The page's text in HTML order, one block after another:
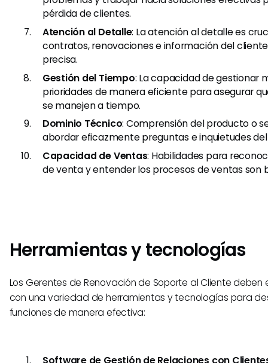
pérdida de clientes.
Atención al Detalle: La atención al detalle es
contratos, renovaciones e información del
precisa.
Gestión del Tiempo: La capacidad de gestionar
prioridades de manera eficiente para asegurar
se manejen a tiempo.
Dominio Técnico: Comprensión del producto o
abordar eficazmente preguntas e inquietudes
Capacidad de Ventas: Habilidades para
de venta y entender los procesos de ventas son
Herramientas y tecnologías
Los Gerentes de Renovación de Soporte al Cliente deben
con una variedad de herramientas y tecnologías para
funciones de manera efectiva: